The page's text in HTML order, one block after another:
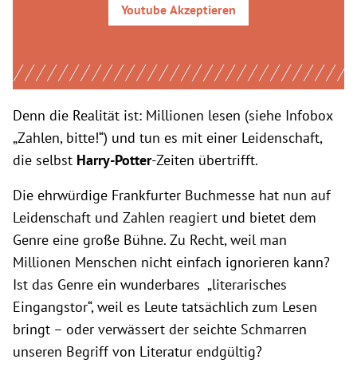
Youtube Akzeptieren
Denn die Realität ist: Millionen lesen (siehe Infobox
„Zahlen, bitte!“) und tun es mit einer Leidenschaft,
die selbst Harry-Potter-Zeiten übertrifft.
Die ehrwürdige Frankfurter Buchmesse hat nun auf
Leidenschaft und Zahlen reagiert und bietet dem
Genre eine große Bühne. Zu Recht, weil man
Millionen Menschen nicht einfach ignorieren kann?
Ist das Genre ein wunderbares „literarisches
Eingangstor“, weil es Leute tatsächlich zum Lesen
bringt – oder verwässert der seichte Schmarren
unseren Begriff von Literatur endgültig?